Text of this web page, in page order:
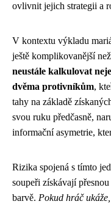
ovlivnit jejich strategii a
V kontextu výkladu
ještě komplikovanější
neustále kalkulovat
dvěma protivníkům,
tahy na základě
svou ruku předčasně,
informační asymetrie,
Rizika spojená s tímto
soupeři získávají
barvě. Pokud hráč